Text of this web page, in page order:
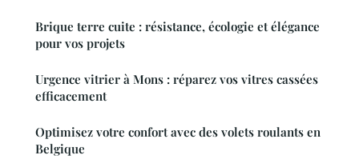
Brique terre cuite : résistance, écologie et élégance
pour vos projets
Urgence vitrier à Mons : réparez vos vitres cassées
efficacement
Optimisez votre confort avec des volets roulants en
Belgique